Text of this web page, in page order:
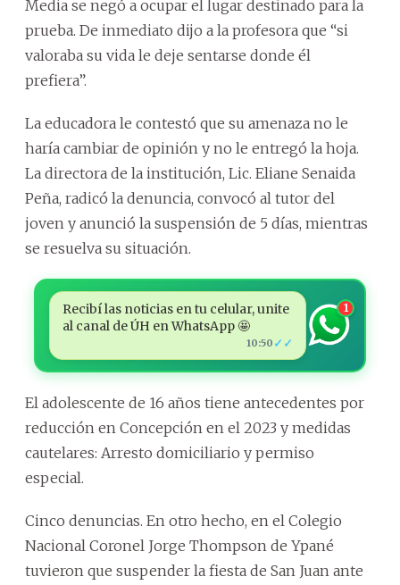
Media se negó a ocupar el lugar destinado para la
prueba. De inmediato dijo a la profesora que “si
valoraba su vida le deje sentarse donde él
prefiera”.
La educadora le contestó que su amenaza no le
haría cambiar de opinión y no le entregó la hoja.
La directora de la institución, Lic. Eliane Senaida
Peña, radicó la denuncia, convocó al tutor del
joven y anunció la suspensión de 5 días, mientras
se resuelva su situación.
Recibí las noticias en tu celular, unite
al canal de ÚH en WhatsApp 🤩
10:50 ✓✓
1
El adolescente de 16 años tiene antecedentes por
reducción en Concepción en el 2023 y medidas
cautelares: Arresto domiciliario y permiso
especial.
Cinco denuncias. En otro hecho, en el Colegio
Nacional Coronel Jorge Thompson de Ypané
tuvieron que suspender la fiesta de San Juan ante